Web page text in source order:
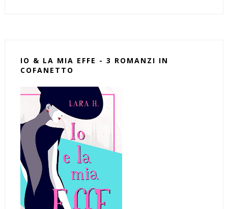
IO & LA MIA EFFE - 3 ROMANZI IN
COFANETTO